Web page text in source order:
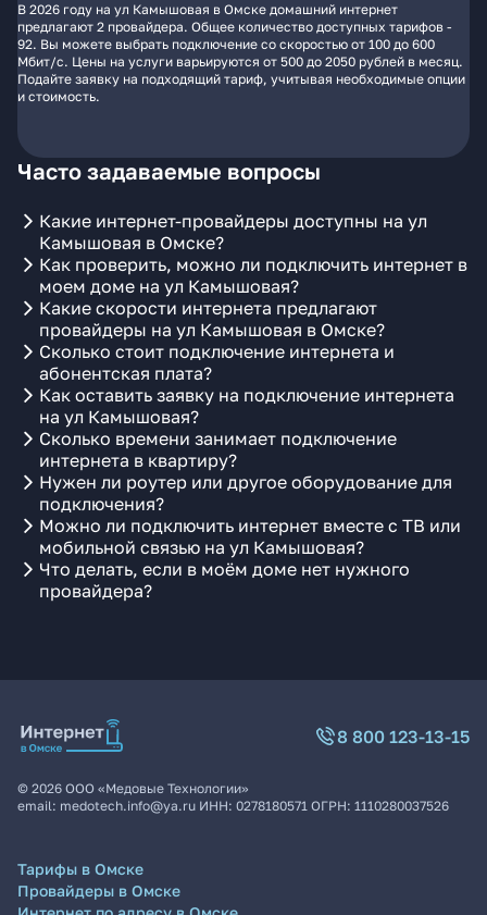
В 2026 году на ул Камышовая в Омске домашний интернет
предлагают 2 провайдера. Общее количество доступных тарифов -
92. Вы можете выбрать подключение со скоростью от 100 до 600
Мбит/с. Цены на услуги варьируются от 500 до 2050 рублей в месяц.
Подайте заявку на подходящий тариф, учитывая необходимые опции
и стоимость.
Часто задаваемые вопросы
Какие интернет-провайдеры доступны на ул
Камышовая в Омске?
Как проверить, можно ли подключить интернет в
моем доме на ул Камышовая?
Какие скорости интернета предлагают
провайдеры на ул Камышовая в Омске?
Сколько стоит подключение интернета и
абонентская плата?
Как оставить заявку на подключение интернета
на ул Камышовая?
Сколько времени занимает подключение
интернета в квартиру?
Нужен ли роутер или другое оборудование для
подключения?
Можно ли подключить интернет вместе с ТВ или
мобильной связью на ул Камышовая?
Что делать, если в моём доме нет нужного
провайдера?
8 800 123-13-15
© 2026 ООО «Медовые Технологии»
email: medotech.info@ya.ru ИНН: 0278180571 ОГРН: 1110280037526
Тарифы в Омске
Провайдеры в Омске